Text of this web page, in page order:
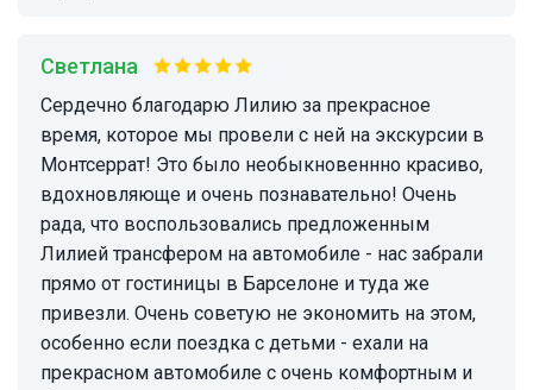
Светлана
Сердечно благодарю Лилию за прекрасное
время, которое мы провели с ней на экскурсии в
Монтсеррат! Это было необыкновеннно красиво,
вдохновляюще и очень познавательно! Очень
рада, что воспользовались предложенным
Лилией трансфером на автомобиле - нас забрали
прямо от гостиницы в Барселоне и туда же
привезли. Очень советую не экономить на этом,
особенно если поездка с детьми - ехали на
прекрасном автомобиле с очень комфортным и